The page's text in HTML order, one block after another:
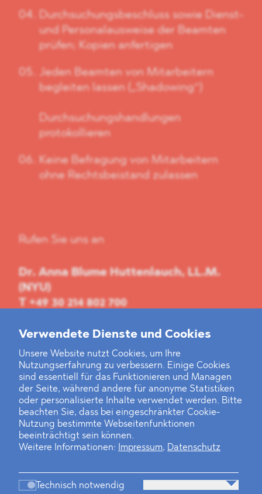
Verwendete Dienste und Cookies
Unsere Website nutzt Cookies, um Ihre
Nutzungserfahrung zu verbessern. Einige Cookies
sind essentiell für das Funktionieren und Managen
der Seite, während andere für anonyme Statistiken
oder personalisierte Inhalte verwendet werden. Bitte
beachten Sie, dass bei eingeschränkter Cookie-
Nutzung bestimmte Webseitenfunktionen
beeinträchtigt sein können.
Weitere Informationen:
Impressum, Datenschutz
Technisch notwendig
Durchsuchungsbeschluss sowie Dienst-
und Personalausweise der Beamten
prüfen; Kopien anfertigen
Jeden Beamten von Mitarbeitern
begleiten lassen („Shadowing“)
Durchsuchungshandlungen
protokollieren
Keine Befragung von Mitarbeitern
ohne Rechtsbeistand zulassen
Rufen Sie uns an
Dr. Anna Blume Huttenlauch, LL.M.
(NYU)
T +49 30 214 802 700
anna.huttenlauch@blomstein.com
Dr. Max Klasse
T+49 30 214 802 700
M+49 172 292 3031
max.klasse@blomstein.com